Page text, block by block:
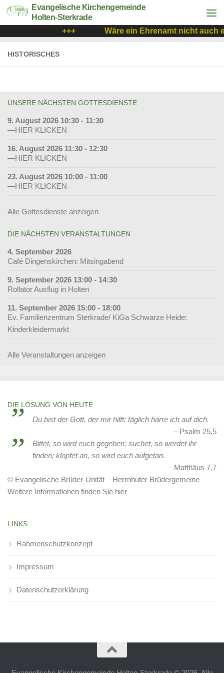
Evangelische Kirchengemeinde
Holten-Sterkrade
+++
Wäre ein Ehrenamt nicht auch
HISTORISCHES
UNSERE NÄCHSTEN GOTTESDIENSTE
9. August 2026 10:30 - 11:30
—HIER KLICKEN
16. August 2026 11:30 - 12:30
—HIER KLICKEN
23. August 2026 10:00 - 11:00
—HIER KLICKEN
Alle Gottesdienste anzeigen
DIE NÄCHSTEN VERANSTALTUNGEN
4. September 2026
Café Dingenskirchen: Mitsingabend
9. September 2026 13:00 - 14:30
Rollator Ausflug in Holten
11. September 2026 15:00 - 18:00
Ev. Familienzentrum Sterkrade/ KiGa Schwarze Heide:
Kinderkleidermarkt
Alle Veranstaltungen anzeigen
DIE LOSUNG VON HEUTE
Du bist der Gott, der mir hilft; täglich harre ich auf dich.
Psalm 25,5
Bittet, so wird euch gegeben; suchet, so werdet ihr
finden; klopfet an, so wird euch aufgetan.
Matthäus 7,7
© Evangelische Brüder-Unität – Herrnhuter Brüdergemeine
Weitere Informationen finden Sie hier
LINKS
Rahmenschutzkonzept
Impressum
Datenschutzerklärung